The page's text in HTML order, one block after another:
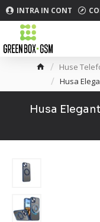
INTRA IN CONT
Huse
Husa
Husa